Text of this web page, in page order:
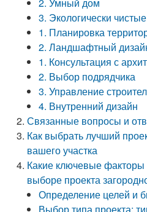
3. Экологически
1. Планировка
2. Ландшафтный
1. Консультация с
2. Выбор подрядчика
3. Управление
4. Внутренний дизайн
Связанные вопросы и
Как выбрать лучший
вашего участка
Какие ключевые факторы
выборе проекта
Определение целей и